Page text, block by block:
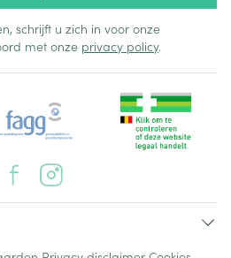
schrijft u zich in voor onze
met onze privacy policy.